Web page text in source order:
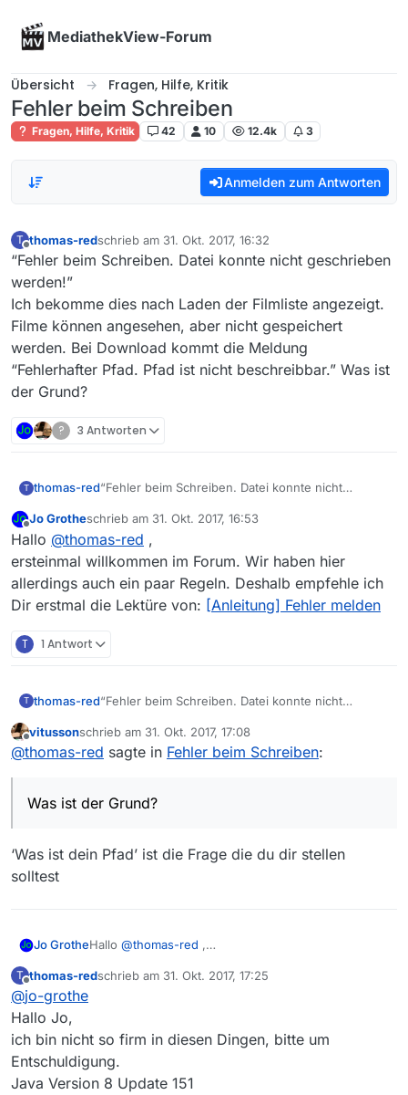
MediathekView-Forum
Übersicht Fragen, Hilfe, Kritik
Fehler beim Schreiben
Fragen, Hilfe, Kritik 42 10 12.4k 3
Anmelden zum Antworten
T
Offline
thomas-redschrieb am 31. Okt. 2017, 16:32
zuletzt editiert von
“Fehler beim Schreiben. Datei konnte nicht geschrieben
werden!”
Ich bekomme dies nach Laden der Filmliste angezeigt.
Filme können angesehen, aber nicht gespeichert
werden. Bei Download kommt die Meldung
“Fehlerhafter Pfad. Pfad ist nicht beschreibbar.” Was ist
der Grund?
? 3 Antworten
T thomas-red“Fehler beim Schreiben. Datei konnte nicht
Ich bekomme dies nach Laden der Filmliste
angezeigt. Filme können angesehen, aber nicht
gespeichert werden. Bei Download kommt die
Meldung “Fehlerhafter Pfad. Pfad ist nicht
beschreibbar.” Was ist der Grund?
Offline
Jo Grotheschrieb am 31. Okt. 2017, 16:53
zuletzt editiert von
Hallo @thomas-red ,
ersteinmal willkommen im Forum. Wir haben hier
allerdings auch ein paar Regeln. Deshalb empfehle ich
Dir erstmal die Lektüre von: [Anleitung] Fehler melden
T 1 Antwort
T thomas-red“Fehler beim Schreiben. Datei konnte nicht
Ich bekomme dies nach Laden der Filmliste
angezeigt. Filme können angesehen, aber nicht
beschreibbar.” Was ist der Grund?
Offline
vitussonschrieb am 31. Okt. 2017, 17:08
zuletzt editiert von
@thomas-red sagte in Fehler beim Schreiben:
Was ist der Grund?
‘Was ist dein Pfad’ ist die Frage die du dir stellen
solltest
Jo GrotheHallo @thomas-red ,
allerdings auch ein paar Regeln. Deshalb empfehle
T
Offline
thomas-redschrieb am 31. Okt. 2017, 17:25
zuletzt editiert von
@jo-grothe
Hallo Jo,
ich bin nicht so firm in diesen Dingen, bitte um
Entschuldigung.
Java Version 8 Update 151